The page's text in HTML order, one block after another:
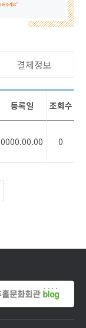
결제정보
등록일 조회수
0000.00.00 0